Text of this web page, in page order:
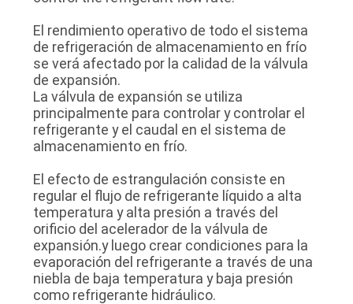
MAPA
DEL
SITIO
POLÍTICA
PRIVACIDAD
El rendimiento operativo de todo el sistema
de refrigeración de almacenamiento en frío
se verá afectado por la calidad de la válvula
de expansión.
La válvula de expansión se utiliza
principalmente para controlar y controlar el
refrigerante y el caudal en el sistema de
almacenamiento en frío.
El efecto de estrangulación consiste en
regular el flujo de refrigerante líquido a alta
temperatura y alta presión a través del
orificio del acelerador de la válvula de
expansión.y luego crear condiciones para la
evaporación del refrigerante a través de una
niebla de baja temperatura y baja presión
como refrigerante hidráulico.